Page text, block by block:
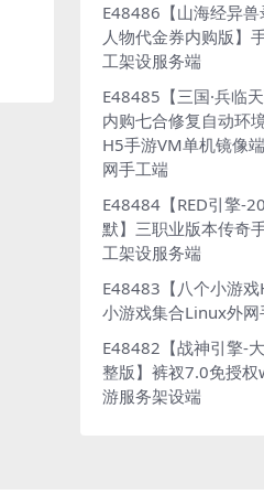
E48486【山海经异
人物代金券内购版】
工架设服务端
E48485【三国·兵临
内购七合修复自动环
H5手游VM单机镜像
网手工端
E48484【RED引擎-
默】三职业版本传奇
工架设服务端
E48483【八个小游
小游戏集合Linux外网
E48482【战神引擎-
整版】裤衩7.0免授
游服务架设端